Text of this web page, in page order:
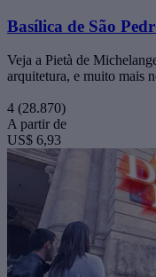
Basílica de São
Veja a Pietà de
arquitetura, e muito mais
4 (28.870)
A partir de
US$ 6,93